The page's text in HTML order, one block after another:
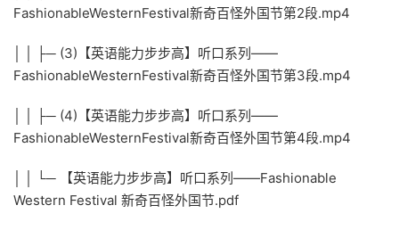
FashionableWesternFestival新奇百怪外国节第2段.mp4
│ │ ├─ (3)【英语能力步步高】听口系列——
FashionableWesternFestival新奇百怪外国节第3段.mp4
│ │ ├─ (4)【英语能力步步高】听口系列——
FashionableWesternFestival新奇百怪外国节第4段.mp4
│ │ └─ 【英语能力步步高】听口系列——Fashionable
Western Festival 新奇百怪外国节.pdf